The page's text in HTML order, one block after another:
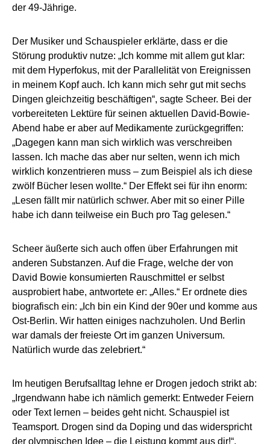
der 49-Jährige.
Der Musiker und Schauspieler erklärte, dass er die
Störung produktiv nutze: „Ich komme mit allem gut klar:
mit dem Hyperfokus, mit der Parallelität von Ereignissen
in meinem Kopf auch. Ich kann mich sehr gut mit sechs
Dingen gleichzeitig beschäftigen“, sagte Scheer. Bei der
vorbereiteten Lektüre für seinen aktuellen David-Bowie-
Abend habe er aber auf Medikamente zurückgegriffen:
„Dagegen kann man sich wirklich was verschreiben
lassen. Ich mache das aber nur selten, wenn ich mich
wirklich konzentrieren muss – zum Beispiel als ich diese
zwölf Bücher lesen wollte.“ Der Effekt sei für ihn enorm:
„Lesen fällt mir natürlich schwer. Aber mit so einer Pille
habe ich dann teilweise ein Buch pro Tag gelesen.“
Scheer äußerte sich auch offen über Erfahrungen mit
anderen Substanzen. Auf die Frage, welche der von
David Bowie konsumierten Rauschmittel er selbst
ausprobiert habe, antwortete er: „Alles.“ Er ordnete dies
biografisch ein: „Ich bin ein Kind der 90er und komme aus
Ost-Berlin. Wir hatten einiges nachzuholen. Und Berlin
war damals der freieste Ort im ganzen Universum.
Natürlich wurde das zelebriert.“
Im heutigen Berufsalltag lehne er Drogen jedoch strikt ab:
„Irgendwann habe ich nämlich gemerkt: Entweder Feiern
oder Text lernen – beides geht nicht. Schauspiel ist
Teamsport. Drogen sind da Doping und das widerspricht
der olympischen Idee – die Leistung kommt aus dir!“,